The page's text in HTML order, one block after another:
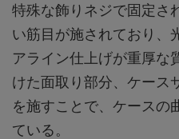
特殊な飾りネジで固定さ
い筋目が施されており、
アライン仕上げが重厚な
けた面取り部分、ケース
を施すことで、ケースの
ている。